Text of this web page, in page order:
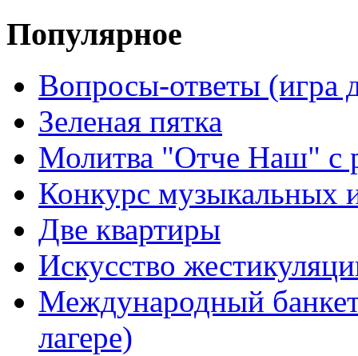
Популярное
Вопросы-ответы (игра
Зеленая пятка
Молитва "Отче Наш" с
Конкурс музыкальных
Две квартиры
Искусство
Международный
лагере)